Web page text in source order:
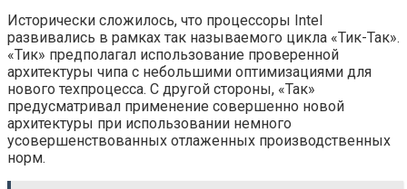
Исторически сложилось, что процессоры Intel
развивались в рамках так называемого цикла «Тик-Так».
«Тик» предполагал использование проверенной
архитектуры чипа с небольшими оптимизациями для
нового техпроцесса. С другой стороны, «Так»
предусматривал применение совершенно новой
архитектуры при использовании немного
усовершенствованных отлаженных производственных
норм.